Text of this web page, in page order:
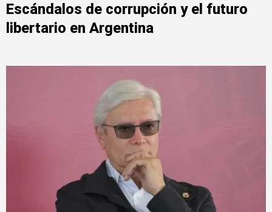
Escándalos de corrupción y el futuro
libertario en Argentina